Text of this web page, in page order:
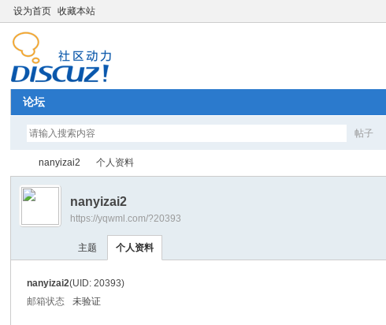
设为首页 收藏本站
论坛
帖子
›
nanyizai2 个人资料
nanyizai2
https://yqwml.com/?20393
主题 个人资料
nanyizai2(UID: 20393)
邮箱状态
未验证